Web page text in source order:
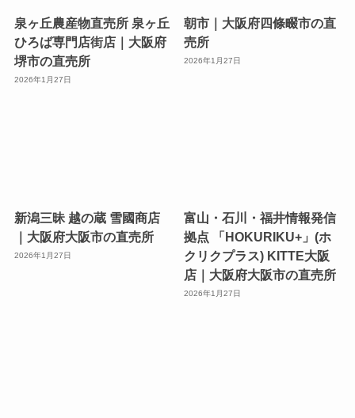
泉ヶ丘農産物直売所 泉ヶ丘
ひろば専門店街店｜大阪府
堺市の直売所
2026年1月27日
朝市｜大阪府四條畷市の直
売所
2026年1月27日
新潟三昧 越の蔵 雪國商店
｜大阪府大阪市の直売所
2026年1月27日
富山・石川・福井情報発信
拠点 「HOKURIKU+」(ホ
クリクプラス) KITTE大阪
店｜大阪府大阪市の直売所
2026年1月27日